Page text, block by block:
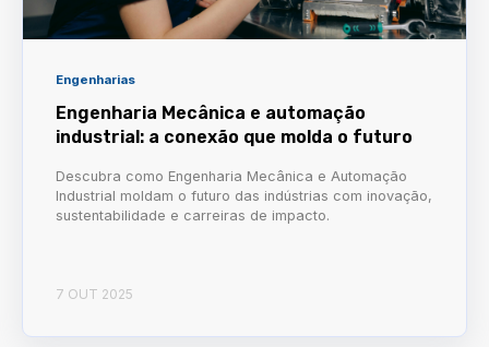
Engenharias
Engenharia Mecânica e automação
industrial: a conexão que molda o futuro
Descubra como Engenharia Mecânica e Automação
Industrial moldam o futuro das indústrias com inovação,
sustentabilidade e carreiras de impacto.
7 OUT 2025